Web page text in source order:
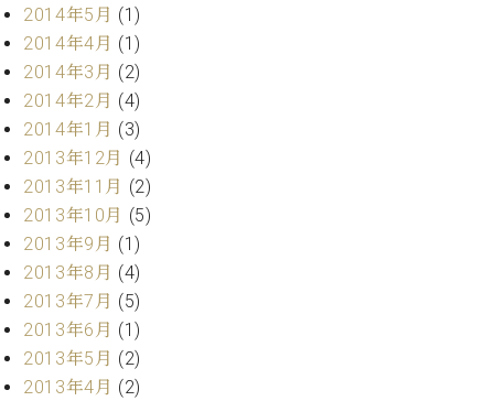
工
房
ロ
グ
ア
ク
セ
ス
問
い
合
わ
せ
2014年5月 (1)
2014年4月 (1)
2014年3月 (2)
2014年2月 (4)
2014年1月 (3)
2013年12月 (4)
2013年11月 (2)
2013年10月 (5)
2013年9月 (1)
2013年8月 (4)
2013年7月 (5)
2013年6月 (1)
2013年5月 (2)
2013年4月 (2)